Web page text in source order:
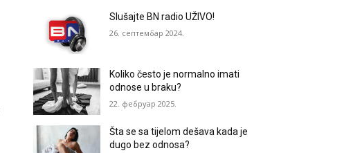
Slušajte BN radio UŽIVO!
26. септембар 2024.
Koliko često je normalno imati
odnose u braku?
22. фебруар 2025.
Šta se sa tijelom dešava kada je
dugo bez odnosa?